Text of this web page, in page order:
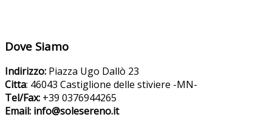
Dove Siamo
Indirizzo: Piazza Ugo Dallò 23
Citta: 46043 Castiglione delle stiviere -MN-
Tel/Fax: +39 0376944265
Email: info@solesereno.it